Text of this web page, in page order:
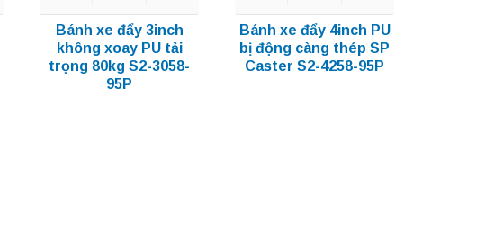
Bánh xe đẩy 3inch
không xoay PU tải
trọng 80kg S2-3058-
95P
Bánh xe đẩy 4inch PU
bị động càng thép SP
Caster S2-4258-95P